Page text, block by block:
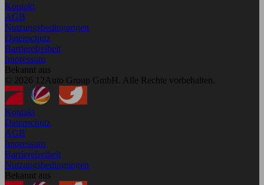
Kontakt
AGB
Nutzungsbedingungen
Datenschutz
Barrierefreiheit
Impressum
Bekannt aus
© 2026 12Auto Group GmbH. Alle Rechte vorbehalten.
Kontakt
Datenschutz
AGB
Impressum
Barrierefreiheit
Nutzungsbedingungen
Bekannt aus